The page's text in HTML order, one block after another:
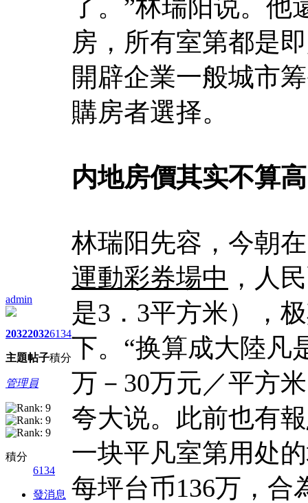
admin
2032
主題
2032
帖子
6134
積分
管理員
積分
6134
發消息
了。”林瑞阳说。他
房，所有室第都是
開辟企業一般城市
購房者選择。
内地房價其实不算高
林瑞阳先容，今朝
運動彩券場中 ，人
是3．3平方米），
下。“换算成大陸凡
万－30万元／平方
夸大说。此前也有報
一块平凡室第用处
每坪台币136万，合